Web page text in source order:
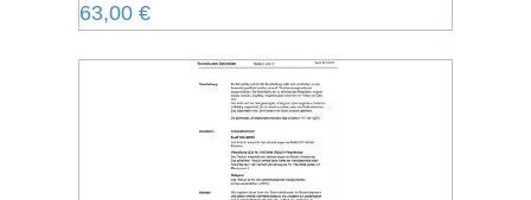
Regulärer Preis:
63,00 €